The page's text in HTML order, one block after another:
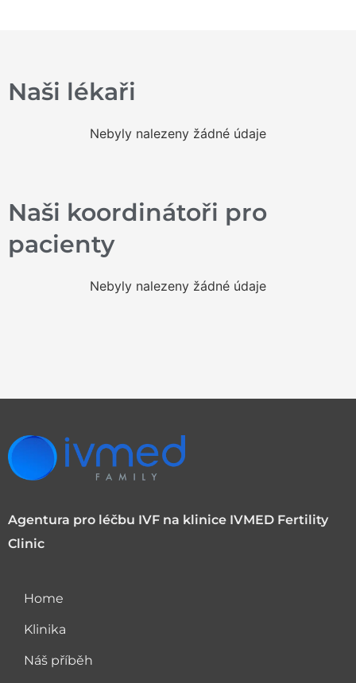
Naši lékaři
Nebyly nalezeny žádné údaje
Naši koordinátoři pro
pacienty
Nebyly nalezeny žádné údaje
Agentura pro léčbu IVF na klinice IVMED Fertility
Clinic
Home
Klinika
Náš příběh